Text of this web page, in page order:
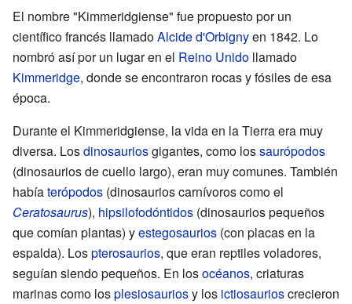
El nombre "Kimmeridgiense" fue propuesto por un
científico francés llamadoAlcide d'Orbignyen 1842. Lo
nombró así por un lugar en el Reino Unido llamado
Kimmeridge, donde se encontraron rocas y fósiles de esa
época.
Durante el Kimmeridgiense, la vida en la Tierra era muy
diversa. Losdinosauriosgigantes, como lossaurópodos
(dinosaurios de cuello largo), eran muy comunes. También
habíaterópodos (dinosaurios carnívoros como el
Ceratosaurus), hipsilofodóntidos (dinosaurios pequeños
que comían plantas) yestegosaurios (con placas en la
espalda). Lospterosaurios, que eran reptiles voladores,
seguían siendo pequeños. En losocéanos, criaturas
marinas como losplesiosauriosy los ictiosaurioscrecieron